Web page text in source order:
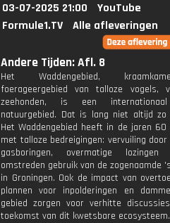
03-07-2025 21:00
YouTube
Formule1.TV
Alle afleveringen
Andere Tijden: Afl. 8
Het Waddengebied,
foerageergebied van talloze vogels,
zeehonden, is een
natuurgebied. Dat is lang niet altijd zo
Het Waddengebied heeft in de jaren 60
met talloze bedreigingen: vervuiling
gasboringen, overmatige
omstreden gebruik van de zogenaamde
in Groningen. Ook de impact van
plannen voor inpolderingen en
gebied zorgen voor verhitte
toekomst van dit kwetsbare ecosysteem.